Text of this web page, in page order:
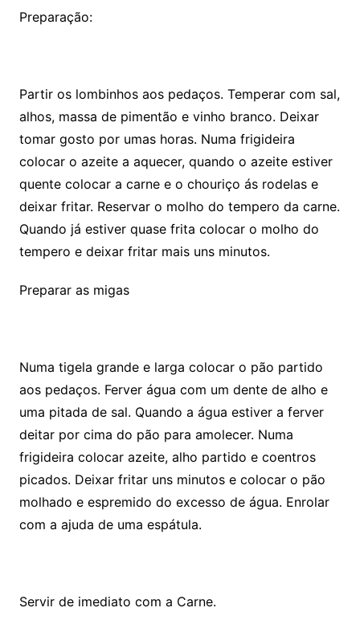
Preparação:
Partir os lombinhos aos pedaços. Temperar com sal,
alhos, massa de pimentão e vinho branco. Deixar
tomar gosto por umas horas. Numa frigideira
colocar o azeite a aquecer, quando o azeite estiver
quente colocar a carne e o chouriço ás rodelas e
deixar fritar. Reservar o molho do tempero da carne.
Quando já estiver quase frita colocar o molho do
tempero e deixar fritar mais uns minutos.
Preparar as migas
Numa tigela grande e larga colocar o pão partido
aos pedaços. Ferver água com um dente de alho e
uma pitada de sal. Quando a água estiver a ferver
deitar por cima do pão para amolecer. Numa
frigideira colocar azeite, alho partido e coentros
picados. Deixar fritar uns minutos e colocar o pão
molhado e espremido do excesso de água. Enrolar
com a ajuda de uma espátula.
Servir de imediato com a Carne.